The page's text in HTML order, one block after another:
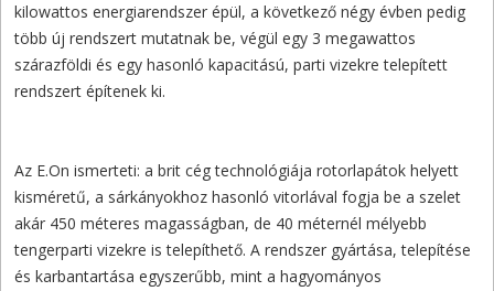
kilowattos energiarendszer épül, a következő négy évben pedig
több új rendszert mutatnak be, végül egy 3 megawattos
szárazföldi és egy hasonló kapacitású, parti vizekre telepített
rendszert építenek ki.
Az E.On ismerteti: a brit cég technológiája rotorlapátok helyett
kisméretű, a sárkányokhoz hasonló vitorlával fogja be a szelet
akár 450 méteres magasságban, de 40 méternél mélyebb
tengerparti vizekre is telepíthető. A rendszer gyártása, telepítése
és karbantartása egyszerűbb, mint a hagyományos